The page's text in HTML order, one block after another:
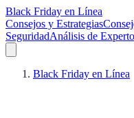
Black Friday en Línea
Consejos y Estrategias
SeguridadAnálisis de
Black Friday en Línea